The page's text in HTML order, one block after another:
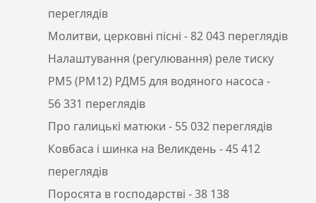
переглядів
Молитви, церковні пісні - 82 043 переглядів
Налаштування (регулювання) реле тиску
РМ5 (РМ12) РДМ5 для водяного насоса -
56 331 переглядів
Про галицькі матюки - 55 032 переглядів
Ковбаса і шинка на Великдень - 45 412
переглядів
Поросята в господарстві - 38 138